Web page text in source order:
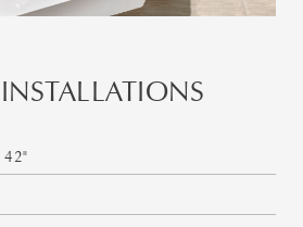
42"